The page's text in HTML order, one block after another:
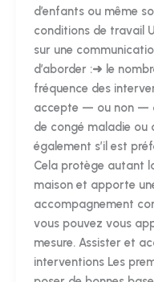
d’enfants ou même
conditions de travail
sur une
d’aborder :➜ le
fréquence des
accepte — ou non —
de congé maladie ou
également s’il est
Cela protège autant
maison et apporte
accompagnement
vous pouvez vous
mesure. Assister et
interventions Les